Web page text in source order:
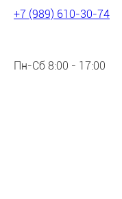
+7 (989) 610-30-74
Пн-Сб 8:00 - 17:00